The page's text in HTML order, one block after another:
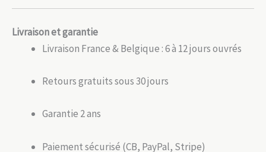
Livraison et garantie
Livraison France & Belgique : 6 à 12 jours ouvrés
Retours gratuits sous 30 jours
Garantie 2 ans
Paiement sécurisé (CB, PayPal, Stripe)